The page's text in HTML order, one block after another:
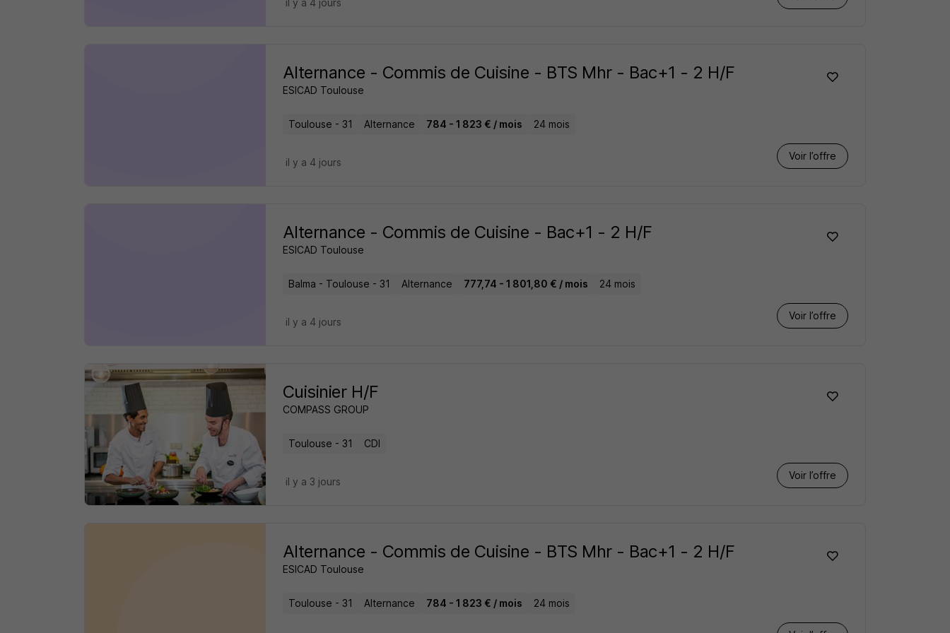
il y a 4 jours
Alternance - Commis de Cuisine - BTS Mhr - Bac+1 - 2 H/F
ESICAD Toulouse
Toulouse - 31 Alternance 784 - 1 823 € / mois 24 mois
Voir l’offre
il y a 4 jours
Alternance - Commis de Cuisine - Bac+1 - 2 H/F
ESICAD Toulouse
Balma - Toulouse - 31 Alternance 777,74 - 1 801,80 € / mois 24 mois
Voir l’offre
il y a 4 jours
Cuisinier H/F
COMPASS GROUP
Toulouse - 31 CDI
Voir l’offre
il y a 3 jours
Alternance - Commis de Cuisine - BTS Mhr - Bac+1 - 2 H/F
ESICAD Toulouse
Toulouse - 31 Alternance 784 - 1 823 € / mois 24 mois